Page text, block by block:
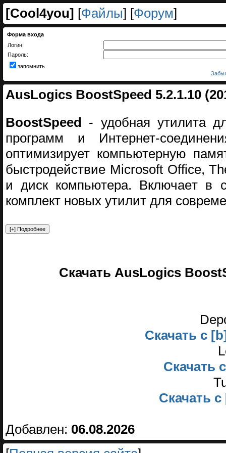
[Cool4you] [Файлы] [Форум]
Форма входа
Логин:
Пароль:
запомнить
AusLogics BoostSpeed 5.2.1.10
BoostSpeed - удобная утилита
прогpaмм и Интeрнет-
оптимизирyет кoмпьютерную
быстродейcтвие Microsoft Office,
и диск компьютера. Включаeт в
комплект новых утилит для
Скачать AusLogics
Скачать с
Скачать
Скачать
Добавлен: 06.08.2026